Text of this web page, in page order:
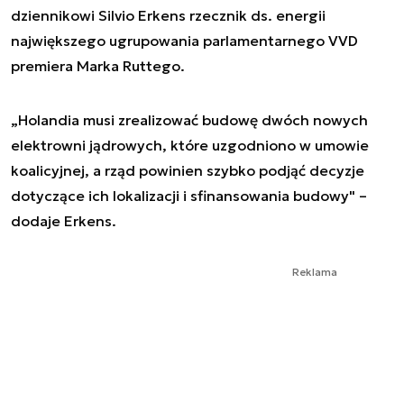
dziennikowi Silvio Erkens rzecznik ds. energii
największego ugrupowania parlamentarnego VVD
premiera Marka Ruttego.
„Holandia musi zrealizować budowę dwóch nowych
elektrowni jądrowych, które uzgodniono w umowie
koalicyjnej, a rząd powinien szybko podjąć decyzje
dotyczące ich lokalizacji i sfinansowania budowy" –
dodaje Erkens.
Reklama